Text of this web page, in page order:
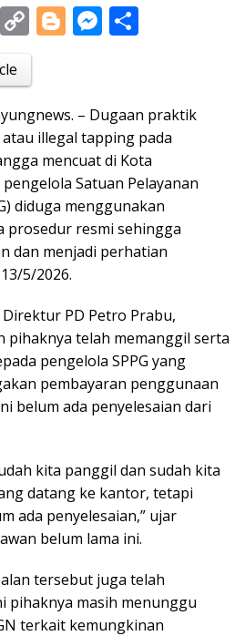
Pr C
o
p
y
Li
n
k
Bl
g
er
M
e
n
g
er
e
– Dugaan praktik
illegal tapping pada
mencuat di Kota
Satuan Pelayanan
diduga menggunakan
prosedur resmi sehingga
dan menjadi perhatian
5/2026.
PD Petro Prabu,
pihaknya telah memanggil serta
pengelola SPPG yang
pembayaran penggunaan
belum ada penyelesaian dari
kita panggil dan sudah kita
datang ke kantor, tetapi
ada penyelesaian,” ujar
belum lama ini.
tersebut juga telah
pihaknya masih menunggu
terkait kemungkinan